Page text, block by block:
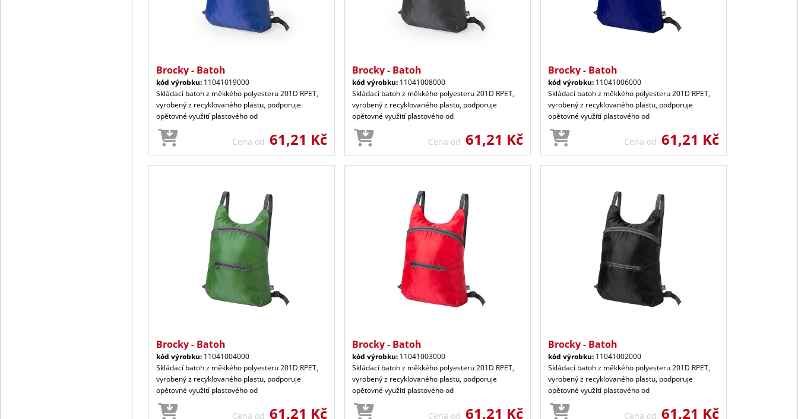
Brocky - Batoh
kód výrobku: 11041019000
Skládací batoh z měkkého polyesteru 201D RPET,
vyrobený z recyklovaného plastu, podporuje
opětovné využití plastového od
Cena od 61,21 Kč
Brocky - Batoh
kód výrobku: 11041008000
Skládací batoh z měkkého polyesteru 201D RPET,
vyrobený z recyklovaného plastu, podporuje
opětovné využití plastového od
Cena od 61,21 Kč
Brocky - Batoh
kód výrobku: 11041006000
Skládací batoh z měkkého polyesteru 201D RPET,
vyrobený z recyklovaného plastu, podporuje
opětovné využití plastového od
Cena od 61,21 Kč
Brocky - Batoh
kód výrobku: 11041004000
Skládací batoh z měkkého polyesteru 201D RPET,
vyrobený z recyklovaného plastu, podporuje
opětovné využití plastového od
Cena od 61,21 Kč
Brocky - Batoh
kód výrobku: 11041003000
Skládací batoh z měkkého polyesteru 201D RPET,
vyrobený z recyklovaného plastu, podporuje
opětovné využití plastového od
Cena od 61,21 Kč
Brocky - Batoh
kód výrobku: 11041002000
Skládací batoh z měkkého polyesteru 201D RPET,
vyrobený z recyklovaného plastu, podporuje
opětovné využití plastového od
Cena od 61,21 Kč